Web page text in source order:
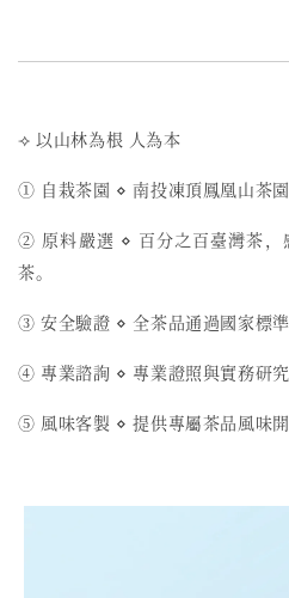
⟢ 以山林為根 人為本
① 自栽茶園 ⋄ 南投凍頂鳳凰山茶園
② 原料嚴選 ⋄ 百分之百臺灣茶，
茶。
③ 安全驗證 ⋄ 全茶品通過國家標準
④ 專業諮詢 ⋄ 專業證照與實務研究
⑤ 風味客製 ⋄ 提供專屬茶品風味開